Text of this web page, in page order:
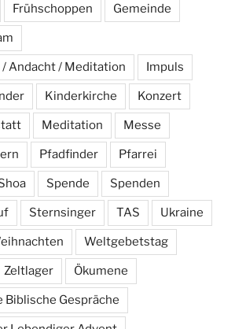
Frühschoppen Gemeinde
Andacht / Meditation Impuls
Kinderkirche Konzert
Meditation Messe
Pfadfinder Pfarrei
Spende Spenden
Sternsinger TAS Ukraine
Weltgebetstag
Zeltlager Ökumene
Biblische Gespräche